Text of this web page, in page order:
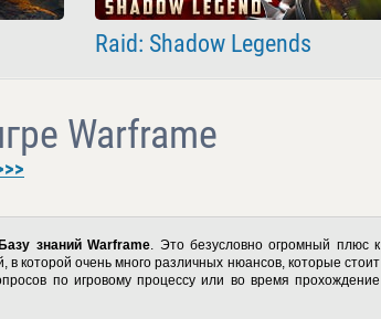
Raid: Shadow Legends
Warframe
Базу знаний Warframe. Это безусловно огромный плюс к
в которой очень много различных нюансов, которые стоит
по игровому процессу или во время прохождение